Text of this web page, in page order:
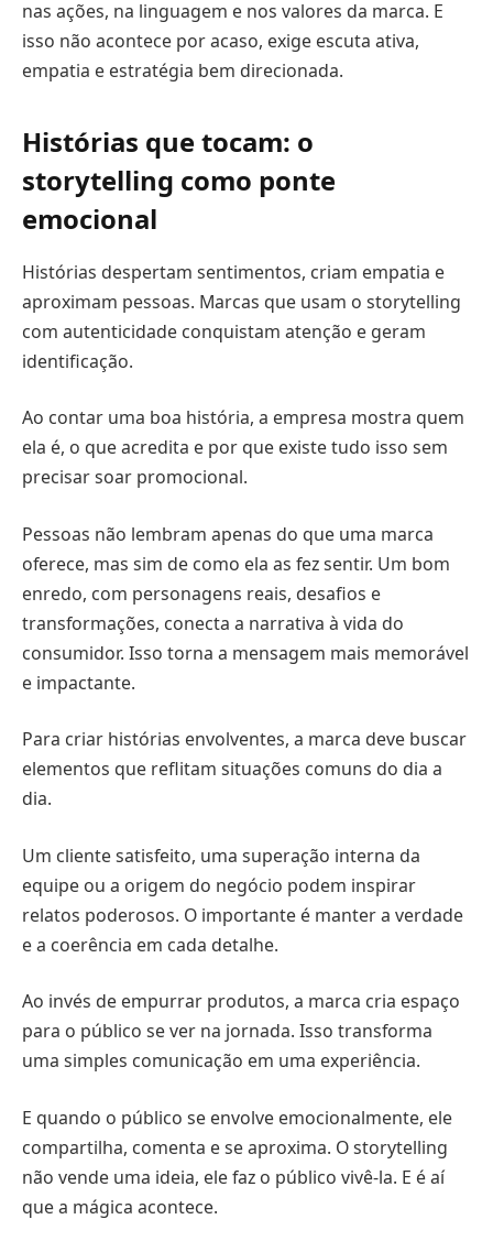
nas ações, na linguagem e nos valores da marca. E
isso não acontece por acaso, exige escuta ativa,
empatia e estratégia bem direcionada.
Histórias que tocam: o
storytelling como ponte
emocional
Histórias despertam sentimentos, criam empatia e
aproximam pessoas. Marcas que usam o storytelling
com autenticidade conquistam atenção e geram
identificação.
Ao contar uma boa história, a empresa mostra quem
ela é, o que acredita e por que existe tudo isso sem
precisar soar promocional.
Pessoas não lembram apenas do que uma marca
oferece, mas sim de como ela as fez sentir. Um bom
enredo, com personagens reais, desafios e
transformações, conecta a narrativa à vida do
consumidor. Isso torna a mensagem mais memorável
e impactante.
Para criar histórias envolventes, a marca deve buscar
elementos que reflitam situações comuns do dia a
dia.
Um cliente satisfeito, uma superação interna da
equipe ou a origem do negócio podem inspirar
relatos poderosos. O importante é manter a verdade
e a coerência em cada detalhe.
Ao invés de empurrar produtos, a marca cria espaço
para o público se ver na jornada. Isso transforma
uma simples comunicação em uma experiência.
E quando o público se envolve emocionalmente, ele
compartilha, comenta e se aproxima. O storytelling
não vende uma ideia, ele faz o público vivê-la. E é aí
que a mágica acontece.